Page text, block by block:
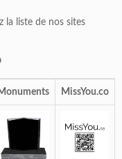
la liste de nos sites
MissYou.co